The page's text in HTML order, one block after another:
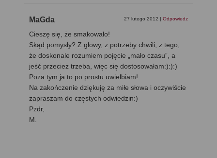
MaGda 27 lutego 2012 Odpowiedz
Cieszę się, że smakowało!
Skąd pomysły? Z głowy, z potrzeby chwili, z tego,
że doskonale rozumiem pojęcie „mało czasu”, a
jeść przecież trzeba, więc się dostosowałam:):):)
Poza tym ja to po prostu uwielbiam!
Na zakończenie dziękuję za miłe słowa i oczywiście
zapraszam do częstych odwiedzin:)
Pzdr,
M.